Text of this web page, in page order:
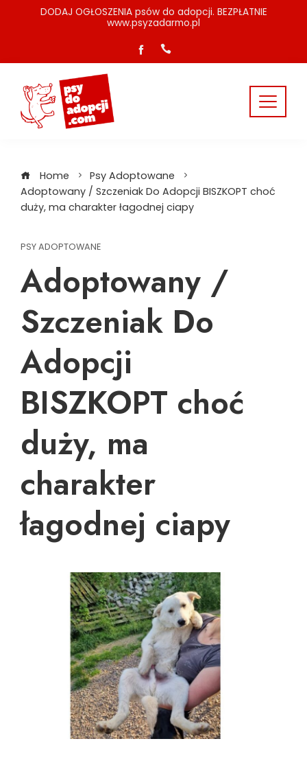
DODAJ OGŁOSZENIA psów do adopcji. BEZPŁATNIE
www.psyzadarmo.pl
Home
Psy Adoptowane
Adoptowany / Szczeniak Do Adopcji BISZKOPT choć
duży, ma charakter łagodnej ciapy
PSY ADOPTOWANE
Adoptowany /
Szczeniak Do
Adopcji
BISZKOPT choć
duży, ma
charakter
łagodnej ciapy